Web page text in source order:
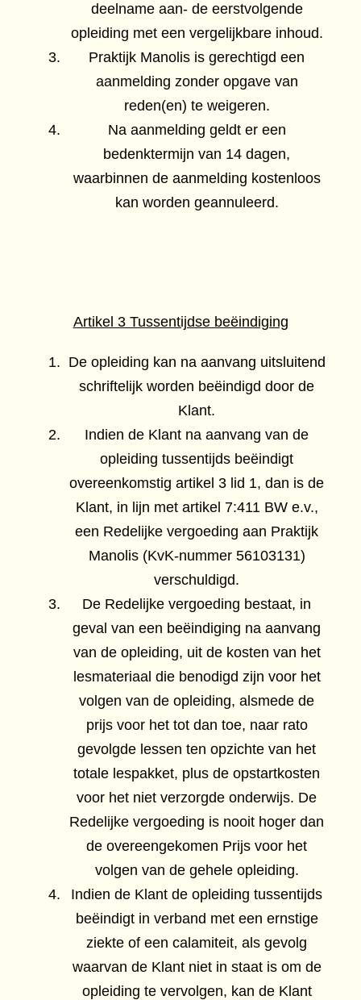
deelname aan- de eerstvolgende
opleiding met een vergelijkbare inhoud.
Praktijk Manolis is gerechtigd een
aanmelding zonder opgave van
reden(en) te weigeren.
Na aanmelding geldt er een
bedenktermijn van 14 dagen,
waarbinnen de aanmelding kostenloos
kan worden geannuleerd.
Artikel 3 Tussentijdse beëindiging
De opleiding kan na aanvang uitsluitend
schriftelijk worden beëindigd door de
Klant.
Indien de Klant na aanvang van de
opleiding tussentijds beëindigt
overeenkomstig artikel 3 lid 1, dan is de
Klant, in lijn met artikel 7:411 BW e.v.,
een Redelijke vergoeding aan Praktijk
Manolis (KvK-nummer 56103131)
verschuldigd.
De Redelijke vergoeding bestaat, in
geval van een beëindiging na aanvang
van de opleiding, uit de kosten van het
lesmateriaal die benodigd zijn voor het
volgen van de opleiding, alsmede de
prijs voor het tot dan toe, naar rato
gevolgde lessen ten opzichte van het
totale lespakket, plus de opstartkosten
voor het niet verzorgde onderwijs. De
Redelijke vergoeding is nooit hoger dan
de overeengekomen Prijs voor het
volgen van de gehele opleiding.
Indien de Klant de opleiding tussentijds
beëindigt in verband met een ernstige
ziekte of een calamiteit, als gevolg
waarvan de Klant niet in staat is om de
opleiding te vervolgen, kan de Klant